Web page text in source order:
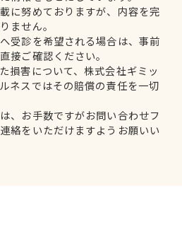
に努めておりますが、内容を完
ません。
受診を希望される場合は、事前
接ご確認ください。
損害について、株式会社ギミッ
ネスではその賠償の責任を一切
、お手数ですがお問い合わせフ
絡をいただけますようお願いい